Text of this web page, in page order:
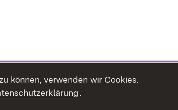
können, verwenden wir Cookies.
.